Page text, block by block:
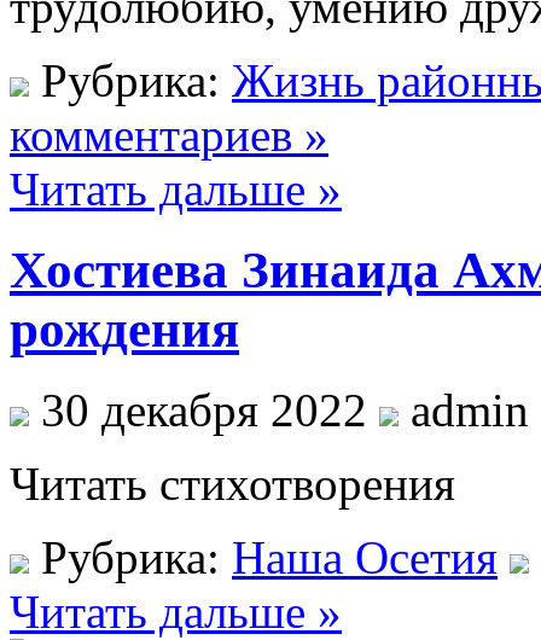
Рубрика: Жизнь
комментариев »
Читать дальше »
Хостиева Зинаида
рождения
30 декабря 2022
admin
Читать стихотворения
Рубрика: Наша Осетия
Читать дальше »